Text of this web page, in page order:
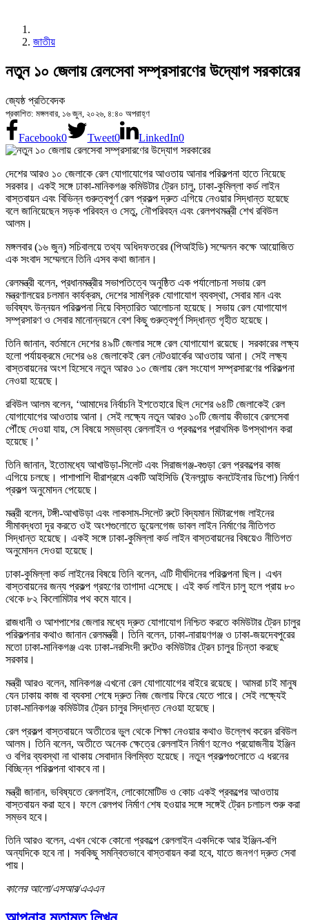
জাতীয়
নতুন ১০ জেলায় রেলসেবা সম্প্রসারণের উদ্যোগ সরকারের
জ্যেষ্ঠ প্রতিবেদক
প্রকাশিত: মঙ্গলবার, ১৬ জুন, ২০২৬, ৪:৪০ অপরাহ্ণ
Facebook0 Tweet0 LinkedIn0
দেশের আরও ১০ জেলাকে রেল যোগাযোগের আওতায় আনার পরিকল্পনা হাতে নিয়েছে
সরকার। একই সঙ্গে ঢাকা-মানিকগঞ্জ কমিউটার ট্রেন চালু, ঢাকা-কুমিল্লা কর্ড লাইন
বাস্তবায়ন এবং বিভিন্ন গুরুত্বপূর্ণ রেল প্রকল্প দ্রুত এগিয়ে নেওয়ার সিদ্ধান্ত হয়েছে
বলে জানিয়েছেন সড়ক পরিবহন ও সেতু, নৌপরিবহন এবং রেলপথমন্ত্রী শেখ রবিউল
আলম।
মঙ্গলবার (১৬ জুন) সচিবালয়ে তথ্য অধিদফতরের (পিআইডি) সম্মেলন কক্ষে আয়োজিত
এক সংবাদ সম্মেলনে তিনি এসব কথা জানান।
রেলমন্ত্রী বলেন, প্রধানমন্ত্রীর সভাপতিত্বে অনুষ্ঠিত এক পর্যালোচনা সভায় রেল
মন্ত্রণালয়ের চলমান কার্যক্রম, দেশের সামগ্রিক যোগাযোগ ব্যবস্থা, সেবার মান এবং
ভবিষ্যৎ উন্নয়ন পরিকল্পনা নিয়ে বিস্তারিত আলোচনা হয়েছে। সভায় রেল যোগাযোগ
সম্প্রসারণ ও সেবার মানোন্নয়নে বেশ কিছু গুরুত্বপূর্ণ সিদ্ধান্ত গৃহীত হয়েছে।
তিনি জানান, বর্তমানে দেশের ৪৯টি জেলার সঙ্গে রেল যোগাযোগ রয়েছে। সরকারের লক্ষ্য
হলো পর্যায়ক্রমে দেশের ৬৪ জেলাকেই রেল নেটওয়ার্কের আওতায় আনা। সেই লক্ষ্য
বাস্তবায়নের অংশ হিসেবে নতুন আরও ১০ জেলায় রেল সংযোগ সম্প্রসারণের পরিকল্পনা
নেওয়া হয়েছে।
রবিউল আলম বলেন, ‘আমাদের নির্বাচনি ইশতেহারে ছিল দেশের ৬৪টি জেলাকেই রেল
যোগাযোগের আওতায় আনা। সেই লক্ষ্যে নতুন আরও ১০টি জেলায় কীভাবে রেলসেবা
পৌঁছে দেওয়া যায়, সে বিষয়ে সম্ভাব্য রেললাইন ও প্রকল্পের প্রাথমিক উপস্থাপন করা
হয়েছে।’
তিনি জানান, ইতোমধ্যে আখাউড়া-সিলেট এবং সিরাজগঞ্জ-বগুড়া রেল প্রকল্পের কাজ
এগিয়ে চলছে। পাশাপাশি ধীরাশ্রমে একটি আইসিডি (ইনল্যান্ড কনটেইনার ডিপো) নির্মাণ
প্রকল্প অনুমোদন পেয়েছে।
মন্ত্রী বলেন, টঙ্গী-আখাউড়া এবং লাকসাম-সিলেট রুটে বিদ্যমান মিটারগেজ লাইনের
সীমাবদ্ধতা দূর করতে ওই অংশগুলোতে ডুয়েলগেজ ডাবল লাইন নির্মাণের নীতিগত
সিদ্ধান্ত হয়েছে। একই সঙ্গে ঢাকা-কুমিল্লা কর্ড লাইন বাস্তবায়নের বিষয়েও নীতিগত
অনুমোদন দেওয়া হয়েছে।
ঢাকা-কুমিল্লা কর্ড লাইনের বিষয়ে তিনি বলেন, এটি দীর্ঘদিনের পরিকল্পনা ছিল। এখন
বাস্তবায়নের জন্য প্রকল্প গ্রহণের তাগাদা এসেছে। এই কর্ড লাইন চালু হলে প্রায় ৮০
থেকে ৮২ কিলোমিটার পথ কমে যাবে।
রাজধানী ও আশপাশের জেলার মধ্যে দ্রুত যোগাযোগ নিশ্চিত করতে কমিউটার ট্রেন চালুর
পরিকল্পনার কথাও জানান রেলমন্ত্রী। তিনি বলেন, ঢাকা-নারায়ণগঞ্জ ও ঢাকা-জয়দেবপুরের
মতো ঢাকা-মানিকগঞ্জ এবং ঢাকা-নরসিংদী রুটেও কমিউটার ট্রেন চালুর চিন্তা করছে
সরকার।
মন্ত্রী আরও বলেন, মানিকগঞ্জ এখনো রেল যোগাযোগের বাইরে রয়েছে। আমরা চাই মানুষ
যেন ঢাকায় কাজ বা ব্যবসা শেষে দ্রুত নিজ জেলায় ফিরে যেতে পারে। সেই লক্ষ্যেই
ঢাকা-মানিকগঞ্জ কমিউটার ট্রেন চালুর সিদ্ধান্ত নেওয়া হয়েছে।
রেল প্রকল্প বাস্তবায়নে অতীতের ভুল থেকে শিক্ষা নেওয়ার কথাও উল্লেখ করেন রবিউল
আলম। তিনি বলেন, অতীতে অনেক ক্ষেত্রে রেললাইন নির্মাণ হলেও প্রয়োজনীয় ইঞ্জিন
ও বগির ব্যবস্থা না থাকায় সেবাদান বিলম্বিত হয়েছে। নতুন প্রকল্পগুলোতে এ ধরনের
বিচ্ছিন্ন পরিকল্পনা থাকবে না।
মন্ত্রী জানান, ভবিষ্যতে রেললাইন, লোকোমোটিভ ও কোচ একই প্রকল্পের আওতায়
বাস্তবায়ন করা হবে। ফলে রেলপথ নির্মাণ শেষ হওয়ার সঙ্গে সঙ্গেই ট্রেন চলাচল শুরু করা
সম্ভব হবে।
তিনি আরও বলেন, এখন থেকে কোনো প্রকল্পে রেললাইন একদিকে আর ইঞ্জিন-বগি
অন্যদিকে হবে না। সবকিছু সমন্বিতভাবে বাস্তবায়ন করা হবে, যাতে জনগণ দ্রুত সেবা
পায়।
কালের আলো/এসআর/এএএন